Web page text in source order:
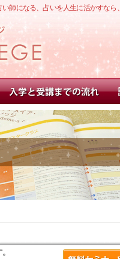
い師になる、占いを人生に活かすな